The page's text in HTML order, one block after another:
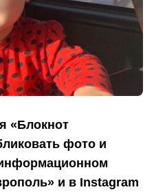
«Блокнот
фото и
и в Instagram